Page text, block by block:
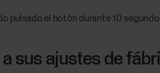
pulsado el botón durante 10
sus ajustes de